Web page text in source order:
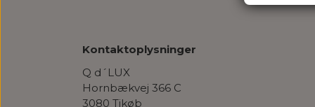
Kontaktoplysninger
Q d´LUX
Hornbækvej 366 C
3080 Tikøb